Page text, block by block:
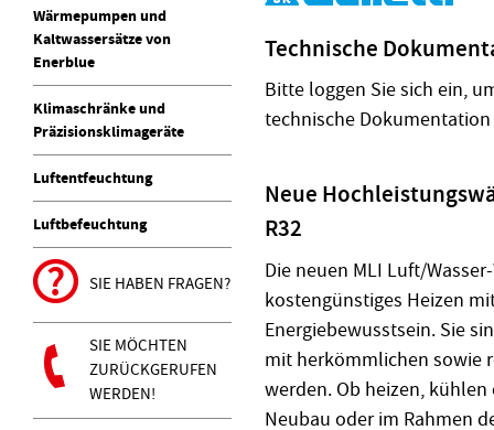
Wärmepumpen und
Kaltwassersätze von
Enerblue
Klimaschränke und
Präzisionsklimageräte
Luftentfeuchtung
Luftbefeuchtung
SIE HABEN FRAGEN?
SIE MÖCHTEN
ZURÜCKGERUFEN
WERDEN!
Technische
Bitte loggen Sie sich ein,
technische
Neue
R32
Die neuen MLI Luft/
kostengünstiges Heizen
Energiebewusstsein. Sie
mit herkömmlichen sowie
werden. Ob heizen,
Neubau oder im Rahmen